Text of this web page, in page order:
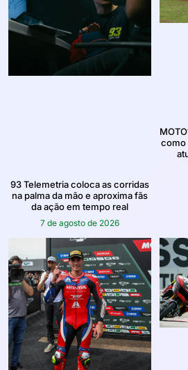
93 Telemetria coloca as corridas
na palma da mão e aproxima fãs
da ação em tempo real
7 de agosto de 2026
como